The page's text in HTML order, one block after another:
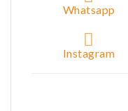
Whatsapp
Instagram